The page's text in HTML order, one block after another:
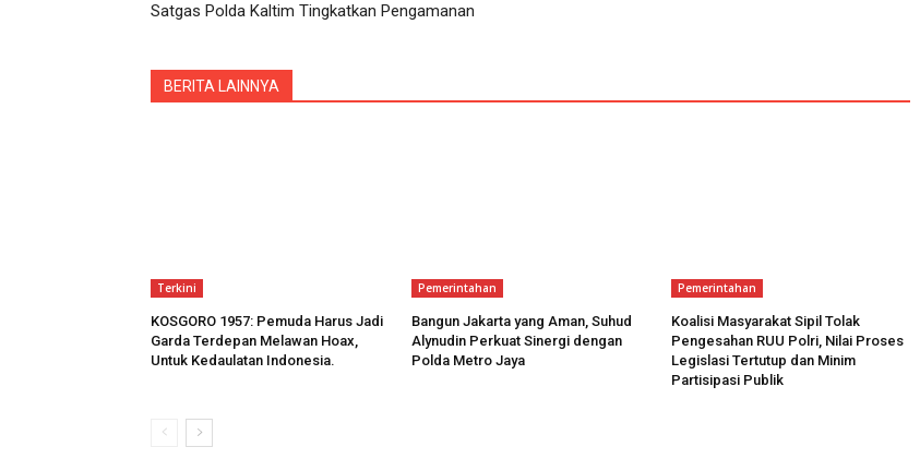
Satgas Polda Kaltim Tingkatkan Pengamanan
BERITA LAINNYA
Terkini
KOSGORO 1957: Pemuda Harus Jadi
Garda Terdepan Melawan Hoax,
Untuk Kedaulatan Indonesia.
Pemerintahan
Bangun Jakarta yang Aman, Suhud
Alynudin Perkuat Sinergi dengan
Polda Metro Jaya
Pemerintahan
Koalisi Masyarakat Sipil Tolak
Pengesahan RUU Polri, Nilai Proses
Legislasi Tertutup dan Minim
Partisipasi Publik